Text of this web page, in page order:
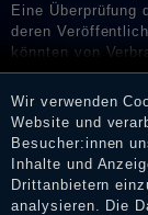
Eine Überprüfung
deren
könnten von
Dienstleistungen
Erhalt einer
Bewertungen
Shop informieren.
Wir verwenden
Website und
Besucher:innen
Inhalte und
Drittanbietern
analysieren. Die